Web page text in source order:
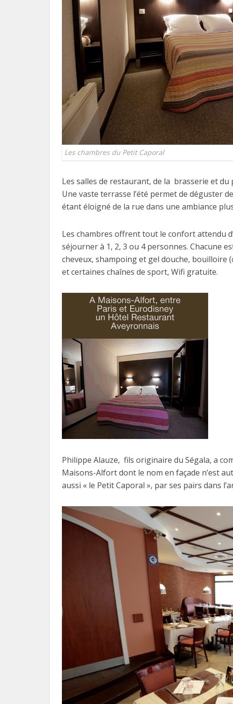
Les chambres du Petit Caporal
Les salles de restaurant, de la brasserie et
Une vaste terrasse l’été permet de déguster
étant éloigné de la rue dans une ambiance
Les chambres offrent tout le confort attendu
séjourner à 1, 2, 3 ou 4 personnes. Chacune
cheveux, shampoing et gel douche, bouilloire
et certaines chaînes de sport, Wifi gratuite.
Philippe Alauze, fils originaire du Ségala, a
Maisons-Alfort dont le nom en façade n’est
aussi « le Petit Caporal », par ses pairs dans